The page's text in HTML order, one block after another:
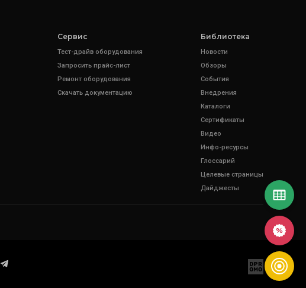
Сервис
Тест-драйв оборудования
Запросить прайс-лист
Ремонт оборудования
Скачать документацию
Библиотека
Новости
Обзоры
События
Внедрения
Каталоги
Сертификаты
Видео
Инфо-ресурсы
Глоссарий
Целевые страницы
Дайджесты